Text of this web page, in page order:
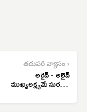
తదుపరి వ్యాసం ›
అరైవ్ - అలైవ్
ముఖ్యలక్ష్యమే సురక్షిత